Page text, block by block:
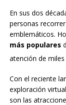
En sus dos
personas
emblemáticos.
más populares
atención de
Con el reciente
exploración
son las